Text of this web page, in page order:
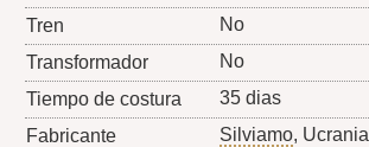
Tren
No
Transformador
No
Tiempo de costura
35 dias
Fabricante
Silviamo, Ucrania